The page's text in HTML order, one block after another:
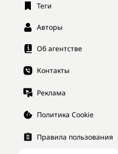
Теги
Авторы
Об агентстве
Контакты
Реклама
Политика Cookie
Правила пользования